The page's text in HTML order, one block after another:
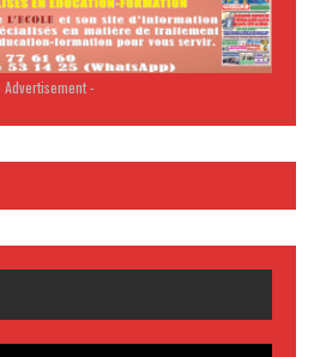
Advertisement -